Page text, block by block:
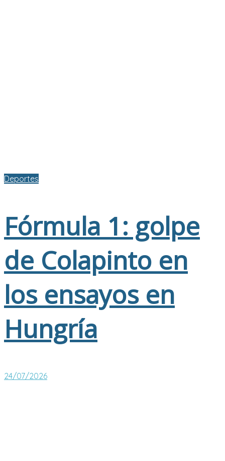
Deportes
Fórmula 1: golpe
de Colapinto en
los ensayos en
Hungría
24/07/2026